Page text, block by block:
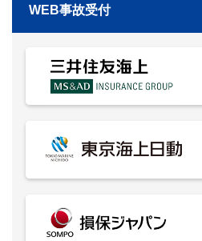
WEB事故受付